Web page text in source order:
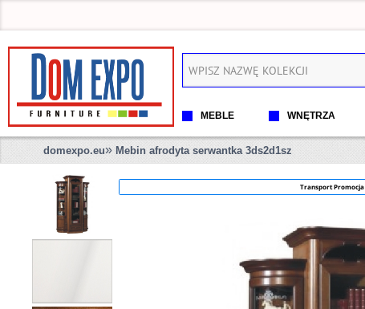
MEBLE WNĘTRZA
domexpo.eu» Mebin afrodyta serwantka 3ds2d1sz
Transport Promocja